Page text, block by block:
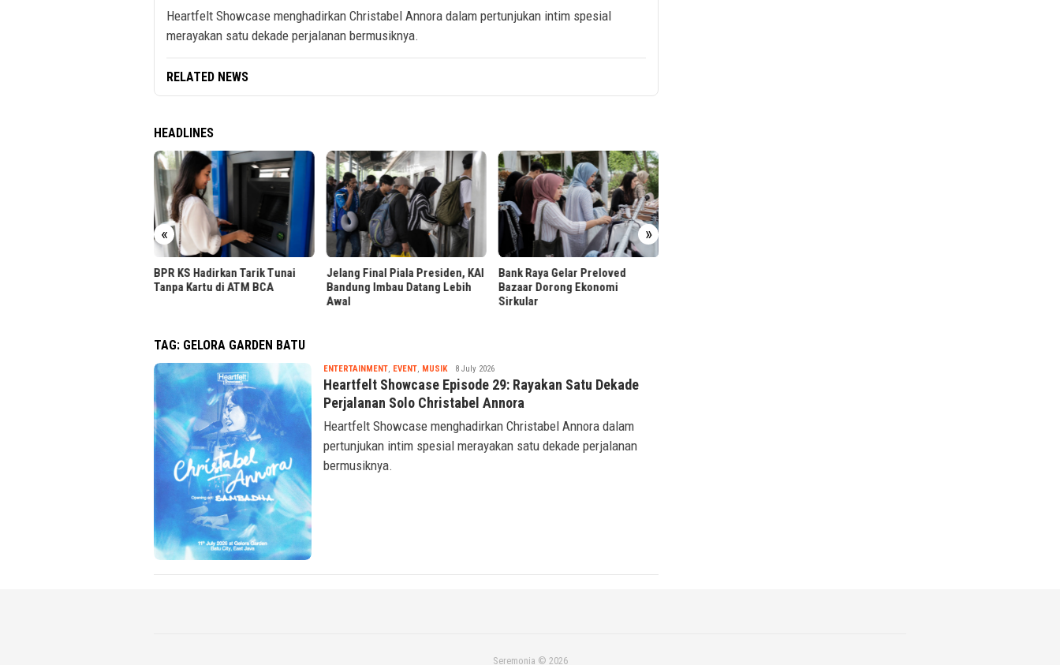
Heartfelt Showcase menghadirkan Christabel Annora dalam pertunjukan intim spesial
merayakan satu dekade perjalanan bermusiknya.
RELATED NEWS
HEADLINES
« »
Jelang Final Piala Presiden, KAI
Bandung Imbau Datang Lebih
Bank Raya Gelar Preloved
Bazaar Dorong Ekonomi
POST Hadirkan Sistem POS
Cloud untuk Operasional
Restoran
TAG: GELORA GARDEN BATU
ENTERTAINMENT, EVENT, MUSIKTsaqif
Ridwan
8 July 2026
Heartfelt Showcase Episode 29: Rayakan Satu Dekade
Perjalanan Solo Christabel Annora
Heartfelt Showcase menghadirkan Christabel Annora dalam
pertunjukan intim spesial merayakan satu dekade perjalanan
bermusiknya.
Seremonia © 2026